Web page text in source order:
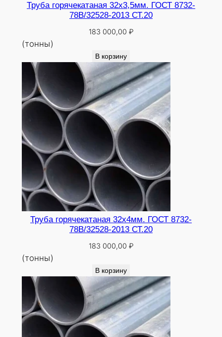
Труба горячекатаная 32х3,5мм. ГОСТ 8732-
78В/32528-2013 СТ.20
183 000,00 ₽
(тонны)
В корзину
Труба горячекатаная 32х4мм. ГОСТ 8732-
78В/32528-2013 СТ.20
183 000,00 ₽
(тонны)
В корзину